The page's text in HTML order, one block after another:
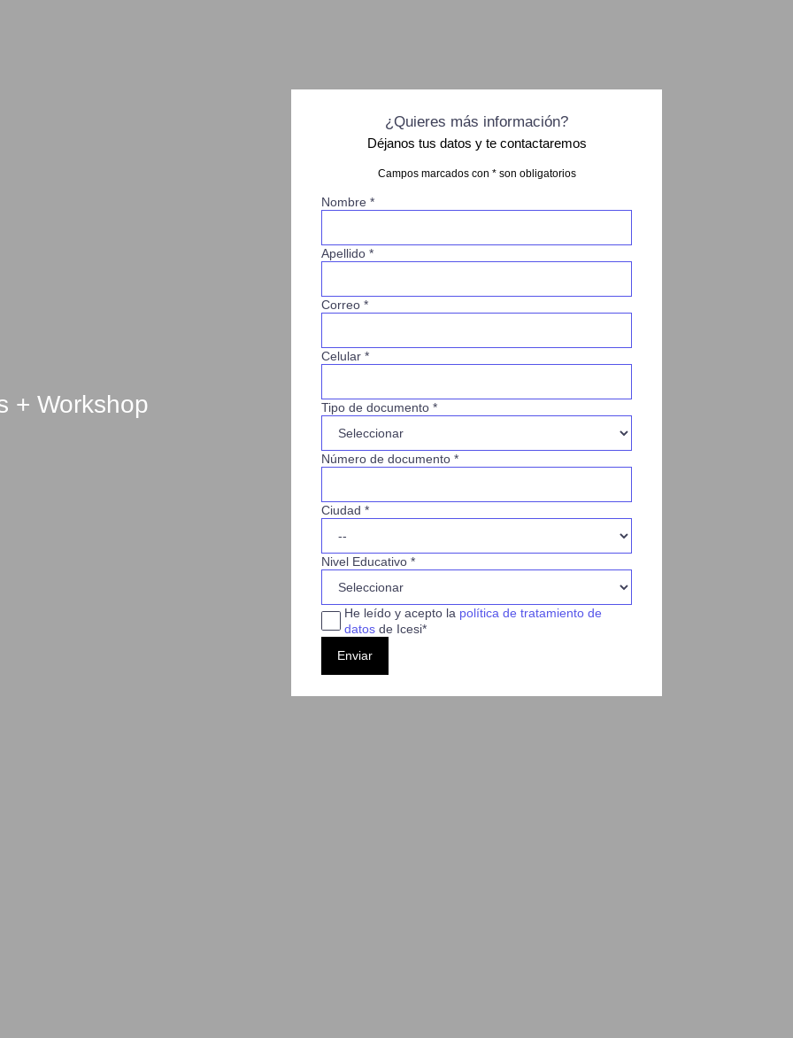
+ Workshop
¿Quieres más información?
Déjanos tus datos y te contactaremos
Campos marcados con * son obligatorios
Nombre *
Apellido *
Correo *
Celular *
Tipo de documento *
Número de documento *
Ciudad *
Nivel Educativo *
He leído y acepto la política de tratamiento de
datosde Icesi*